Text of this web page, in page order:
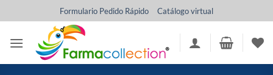
al
contenido
Formulario Pedido Rápido Catálogo virtual